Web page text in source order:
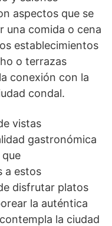
aspectos que se
una comida o cena
establecimientos
o terrazas
conexión con la
condal.
vistas
gastronómica
que
a estos
disfrutar platos
la auténtica
la ciudad